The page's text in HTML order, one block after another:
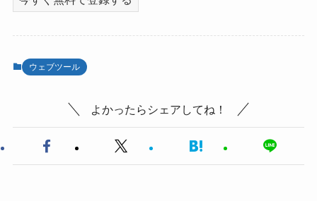
ウェブツール
よかったらシェアしてね！